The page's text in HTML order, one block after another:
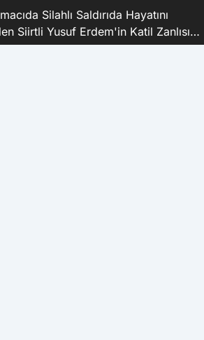
Silahlı Saldırıda Hayatını
Siirtli Yusuf Erdem'in Katil Zanlısı
Tutuklandı